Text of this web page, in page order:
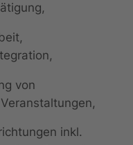
von
inkl.